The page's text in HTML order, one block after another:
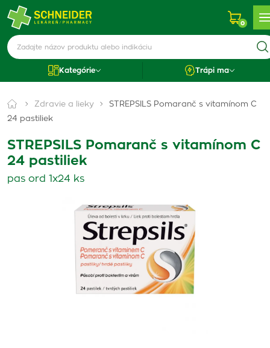
0
Kategórie Trápi ma
Zdravie a lieky
STREPSILS Pomaranč s vitamínom C
24 pastiliek
STREPSILS Pomaranč s vitamínom C
24 pastiliek
pas ord 1x24 ks